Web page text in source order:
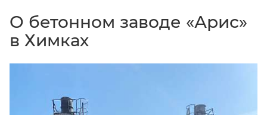
О бетонном заводе «Арис»
в Химках